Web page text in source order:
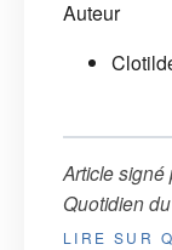
Auteur
Article signé
Quotidien
LIRE SUR